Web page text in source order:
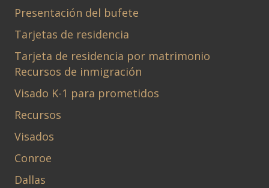
Presentación del bufete
Tarjetas de residencia
Tarjeta de residencia por matrimonio
Recursos de inmigración
Visado K-1 para prometidos
Recursos
Visados
Conroe
Dallas